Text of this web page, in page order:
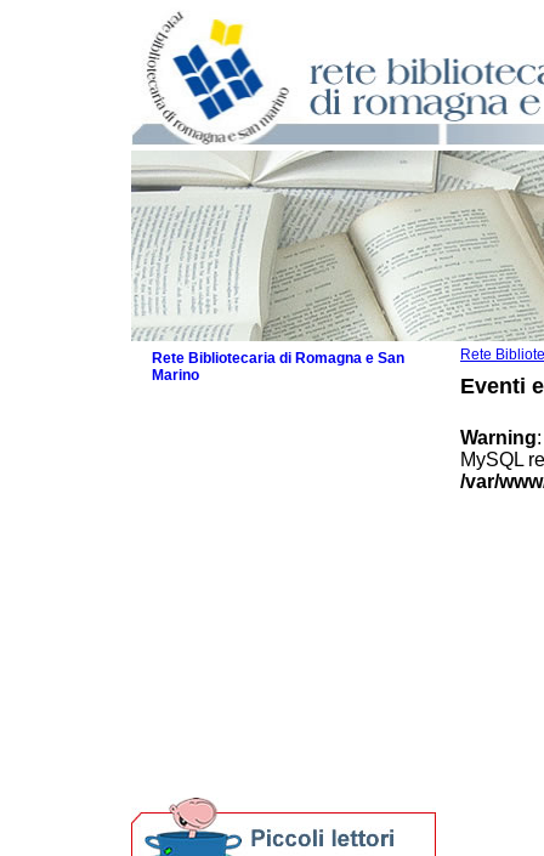
Rete
Eventi
Warning
MySQL
/var/
Rete Bibliotecaria di Romagna e San
Marino